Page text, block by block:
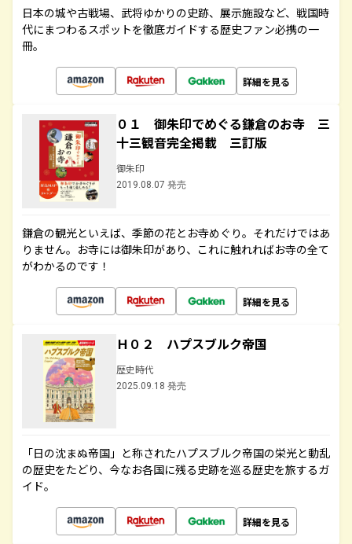
日本の城や古戦場、武将ゆかりの史跡、展示施設など、戦国時
代にまつわるスポットを徹底ガイドする歴史ファン必携の一
冊。
詳細を見る
０１ 御朱印でめぐる鎌倉のお寺 三
十三観音完全掲載 三訂版
御朱印
2019.08.07 発売
鎌倉の観光といえば、季節の花とお寺めぐり。それだけではあ
りません。お寺には御朱印があり、これに触れればお寺の全て
がわかるのです！
詳細を見る
Ｈ０２ ハプスブルク帝国
歴史時代
2025.09.18 発売
「日の沈まぬ帝国」と称されたハプスブルク帝国の栄光と動乱
の歴史をたどり、今なお各国に残る史跡を巡る歴史を旅するガ
イド。
詳細を見る